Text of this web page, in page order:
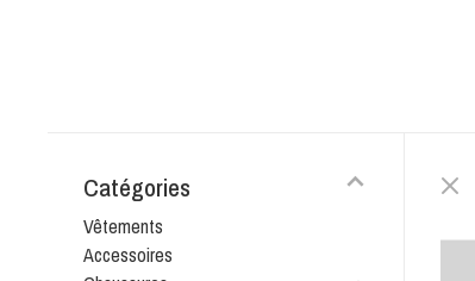
Catégories
Vêtements
Accessoires